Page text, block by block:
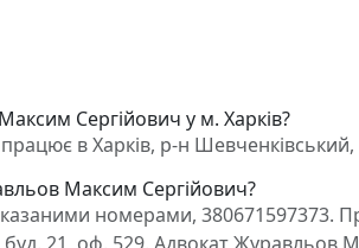
Сергійович у м. Харків?
в Харків, р-н Шевченківський,
Максим Сергійович?
номерами, 380671597373.